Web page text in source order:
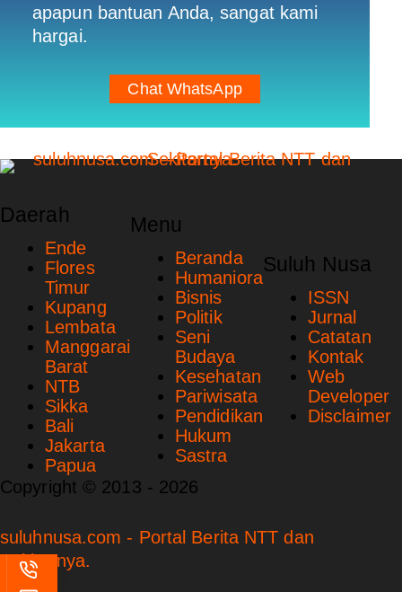
apapun bantuan Anda, sangat kami
hargai.
Chat WhatsApp
Daerah
Ende
Flores
Timur
Kupang
Lembata
Manggarai
Barat
NTB
Sikka
Bali
Jakarta
Papua
Menu
Beranda
Humaniora
Bisnis
Politik
Seni
Budaya
Kesehatan
Pariwisata
Pendidikan
Hukum
Sastra
Suluh Nusa
ISSN
Jurnal
Catatan
Kontak
Web
Developer
Disclaimer
Copyright © 2013 - 2026
suluhnusa.com - Portal Berita NTT dan
Sekitarnya.